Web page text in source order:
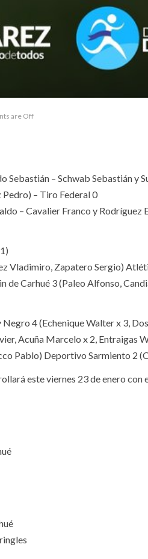
are Off
– Schwab Sebastián y
– Tiro Federal 0
– Cavalier Franco y Rodríguez
Vladimiro, Zapatero Sergio)
Carhué 3 (Paleo Alfonso,
4 (Echenique Walter x 3,
Acuña Marcelo x 2, Entraigas
Pablo) Deportivo Sarmiento 2
este viernes 23 de enero con